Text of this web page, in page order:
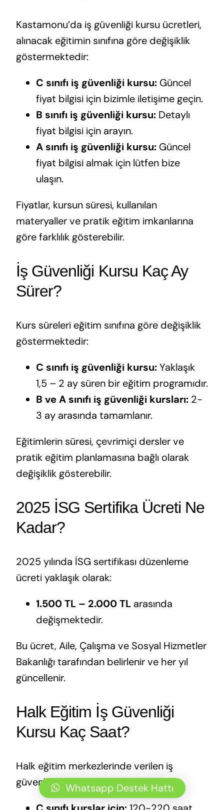
Kastamonu’da iş güvenliği kursu ücretleri,
alınacak eğitimin sınıfına göre değişiklik
göstermektedir:
C sınıfı iş güvenliği kursu:Güncel
fiyat bilgisi için bizimle iletişime geçin.
B sınıfı iş güvenliği kursu:Detaylı
fiyat bilgisi için arayın.
A sınıfı iş güvenliği kursu:Güncel
fiyat bilgisi almak için lütfen bize
ulaşın.
Fiyatlar, kursun süresi, kullanılan
materyaller ve pratik eğitim imkanlarına
göre farklılık gösterebilir.
İş Güvenliği Kursu Kaç Ay
Sürer?
Kurs süreleri eğitim sınıfına göre değişiklik
göstermektedir:
C sınıfı iş güvenliği kursu:Yaklaşık
1,5 – 2 ay süren bir eğitim programıdır.
B ve A sınıfı iş güvenliği kursları:2-
3 ay arasında tamamlanır.
Eğitimlerin süresi, çevrimiçi dersler ve
pratik eğitim planlamasına bağlı olarak
değişiklik gösterebilir.
2025 İSG Sertifika Ücreti Ne
Kadar?
2025 yılında İSG sertifikası düzenleme
ücreti yaklaşık olarak:
1.500 TL – 2.000 TLarasında
değişmektedir.
Bu ücret, Aile, Çalışma ve Sosyal Hizmetler
Bakanlığı tarafından belirlenir ve her yıl
güncellenir.
Halk Eğitim İş Güvenliği
Kursu Kaç Saat?
Halk eğitim merkezlerinde verilen iş
güvenliği eğitimleri genellikle:
Whatsapp Destek Hattı